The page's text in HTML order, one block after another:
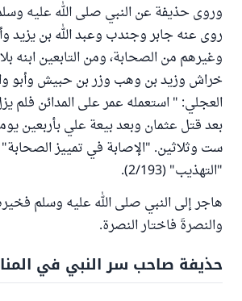
وروى حذيفة عن النبي صلى الله عليه
روى عنه جابر وجندب وعبد الله بن يزيد
وغيرهم من الصحابة، ومن التابعين ابنه
خراش وزيد بن وهب وزر بن حبيش وأبو
العجلي: " استعمله عمر على المدائن فلم
بعد قتل عثمان وبعد بيعة علي بأربعين
"التهذيب" (2/193).
هاجر إلى النبي صلى الله عليه وسلم
والنصرةَ فاختار النصرة.
حذيفة صاحب سر النبي في